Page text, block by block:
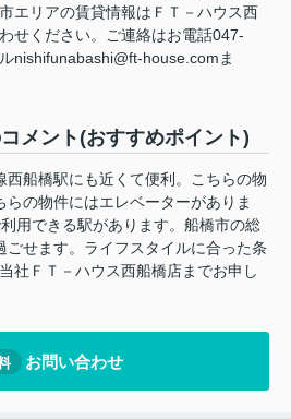
エリアの賃貸情報はＦＴ－ハウス西
せください。ご連絡はお電話047-
nishifunabashi@ft-house.comま
メント(おすすめポイント)
西船橋駅にも近くて便利。こちらの物
の物件にはエレベーターがありま
用できる駅があります。船橋市の総
ごせます。ライフスタイルに合った条
社ＦＴ－ハウス西船橋店までお申し
お問い合わせ